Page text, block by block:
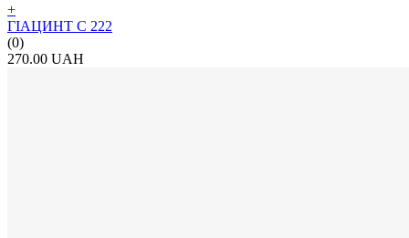
+
ГІАЦИНТ С 222
(0)
270.00 UAH